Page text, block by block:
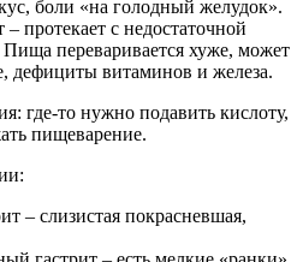
боли «на голодный желудок».
протекает с недостаточной
переваривается хуже, может
дефициты витаминов и железа.
где-то нужно подавить кислоту,
пищеварение.
– слизистая покрасневшая,